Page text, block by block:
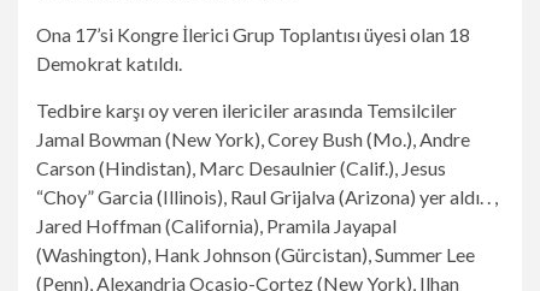
Ona 17’si Kongre İlerici Grup Toplantısı üyesi olan 18
Demokrat katıldı.
Tedbire karşı oy veren ilericiler arasında Temsilciler
Jamal Bowman (New York), Corey Bush (Mo.), Andre
Carson (Hindistan), Marc Desaulnier (Calif.), Jesus
“Choy” Garcia (Illinois), Raul Grijalva (Arizona) yer aldı. . ,
Jared Hoffman (California), Pramila Jayapal
(Washington), Hank Johnson (Gürcistan), Summer Lee
(Penn), Alexandria Ocasio-Cortez (New York), Ilhan